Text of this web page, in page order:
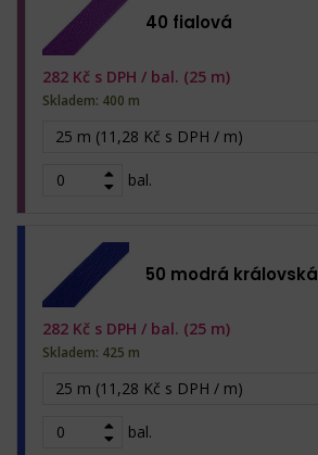
40 fialová
25 m (11,28 Kč s DPH / m)
bal.
282 Kč s DPH / bal. (25 m)
Skladem: 400 m
50 modrá královská
25 m (11,28 Kč s DPH / m)
bal.
282 Kč s DPH / bal. (25 m)
Skladem: 425 m